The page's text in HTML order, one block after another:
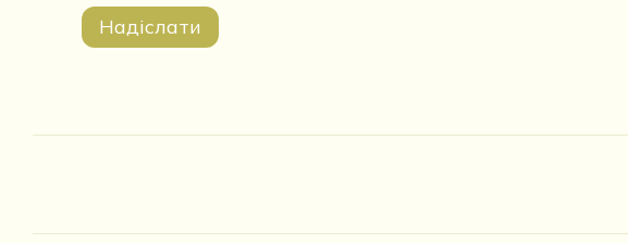
Надіслати